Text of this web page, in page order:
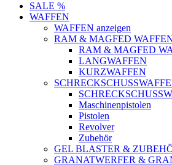
SALE %
WAFFEN
WAFFEN anzeigen
RAM & MAGFED
RAM & MAGFED
LANGWAFFEN
KURZWAFFEN
Maschinenpistolen
Pistolen
Revolver
Zubehör
GEL BLASTER &
GRANATWERFER &